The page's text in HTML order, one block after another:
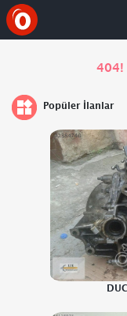
404!
Popüler İlanlar